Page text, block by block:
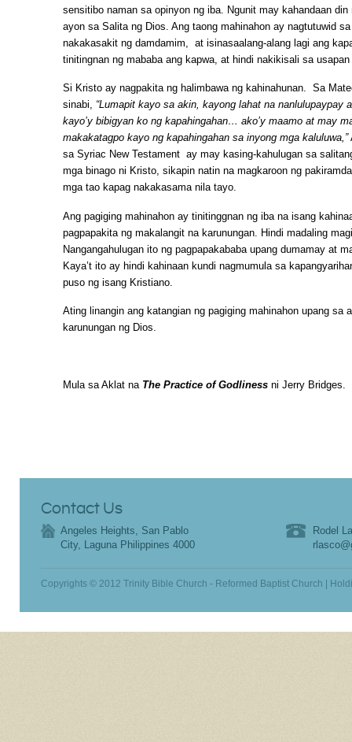
sensitibo naman sa opinyon ng iba. Ngunit may kahandaan
ayon sa Salita ng Dios. Ang taong mahinahon ay nagtutuwid
nakakasakit ng damdamim, at isinasaalang-alang lagi ang
tinitingnan ng mababa ang kapwa, at hindi nakikisali sa
Si Kristo ay nagpakita ng halimbawa ng kahinahunan. Sa
sinabi, “Lumapit kayo sa akin, kayong lahat na nanlulupaypay
kayo’y bibigyan ko ng kapahingahan… ako’y maamo at may
makakatagpo kayo ng kapahingahan sa inyong mga kaluluwa,”
sa Syriac New Testament ay may kasing-kahulugan sa
mga binago ni Kristo, sikapin natin na magkaroon ng
mga tao kapag nakakasama nila tayo.
Ang pagiging mahinahon ay tinitinggnan ng iba na isang
pagpapakita ng makalangit na karunungan. Hindi madaling
Nangangahulugan ito ng pagpapakababa upang dumamay at
Kaya’t ito ay hindi kahinaan kundi nagmumula sa
puso ng isang Kristiano.
Ating linangin ang katangian ng pagiging mahinahon upang sa
karunungan ng Dios.
Mula sa Aklat na The Practice of Godliness ni Jerry Bridges.
Contact Us
Angeles Heights, San Pablo
City, Laguna Philippines 4000
Rodel
Copyrights © 2012 Trinity Bible Church - Reformed Baptist Church |